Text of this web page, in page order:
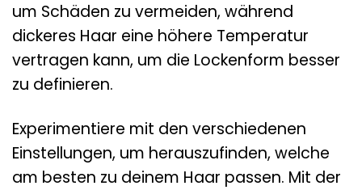
um Schäden zu vermeiden, während
dickeres Haar eine höhere Temperatur
vertragen kann, um die Lockenform besser
zu definieren.
Experimentiere mit den verschiedenen
Einstellungen, um herauszufinden, welche
am besten zu deinem Haar passen. Mit der